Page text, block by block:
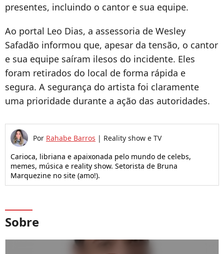
presentes, incluindo o cantor e sua equipe.
Ao portal Leo Dias, a assessoria de Wesley
Safadão informou que, apesar da tensão, o cantor
e sua equipe saíram ilesos do incidente. Eles
foram retirados do local de forma rápida e
segura. A segurança do artista foi claramente
uma prioridade durante a ação das autoridades.
Por Rahabe Barros | Reality show e TV
Carioca, libriana e apaixonada pelo mundo de celebs,
memes, música e reality show. Setorista de Bruna
Marquezine no site (amo!).
Sobre